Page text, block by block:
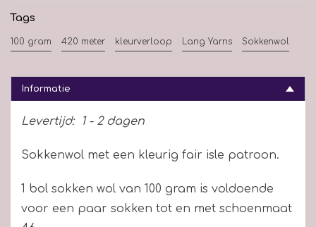
Tags
100 gram 420 meter kleurverloop Lang Yarns Sokkenwol
Informatie
Levertijd: 1 - 2 dagen
Sokkenwol met een kleurig fair isle patroon.
1 bol sokken wol van 100 gram is voldoende
voor een paar sokken tot en met schoenmaat